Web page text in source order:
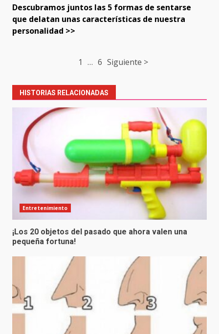
Descubramos juntos las 5 formas de sentarse
que delatan unas características de nuestra
personalidad >>
1 … 6 Siguiente >
HISTORIAS RELACIONADAS
Entretenimiento
¡Los 20 objetos del pasado que ahora valen una
pequeña fortuna!